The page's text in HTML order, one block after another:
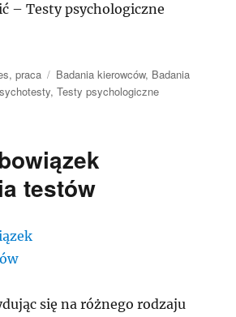
– Testy psychologiczne
,praca Tagi
Badania kierowców, Badania
,Testy psychologiczne
testów
się na różnego rodzaju